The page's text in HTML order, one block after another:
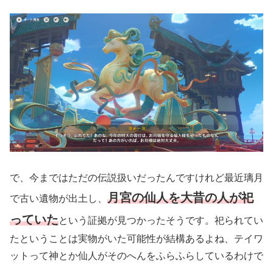
で、今まではただの伝説扱いだったんですけれど最近璃月
で古い遺物が出土し、 月宮の仙人を大昔の人が祀
っていたという証拠が見つかったそうです。祀られてい
たということは実物がいた可能性が結構あるよね、テイワ
ットって神とか仙人がそのへんをふらふらしているわけで